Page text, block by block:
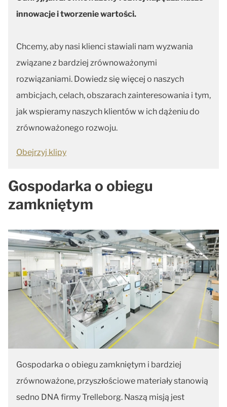
innowacje i tworzenie wartości.
Chcemy, aby nasi klienci stawiali nam wyzwania
związane z bardziej zrównoważonymi
rozwiązaniami. Dowiedz się więcej o naszych
ambicjach, celach, obszarach zainteresowania i tym,
jak wspieramy naszych klientów w ich dążeniu do
zrównoważonego rozwoju.
Obejrzyj klipy
Gospodarka o obiegu
zamkniętym
Gospodarka o obiegu zamkniętym i bardziej
zrównoważone, przyszłościowe materiały stanowią
sedno DNA firmy Trelleborg. Naszą misją jest